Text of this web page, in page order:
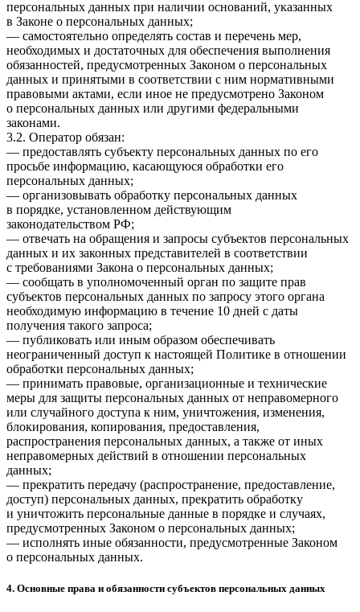
персональных данных при наличии оснований, указанных
в Законе о персональных данных;
— самостоятельно определять состав и перечень мер,
необходимых и достаточных для обеспечения выполнения
обязанностей, предусмотренных Законом о персональных
данных и принятыми в соответствии с ним нормативными
правовыми актами, если иное не предусмотрено Законом
о персональных данных или другими федеральными
законами.
3.2. Оператор обязан:
— предоставлять субъекту персональных данных по его
просьбе информацию, касающуюся обработки его
персональных данных;
— организовывать обработку персональных данных
в порядке, установленном действующим
законодательством РФ;
— отвечать на обращения и запросы субъектов персональных
данных и их законных представителей в соответствии
с требованиями Закона о персональных данных;
— сообщать в уполномоченный орган по защите прав
субъектов персональных данных по запросу этого органа
необходимую информацию в течение 10 дней с даты
получения такого запроса;
— публиковать или иным образом обеспечивать
неограниченный доступ к настоящей Политике в отношении
обработки персональных данных;
— принимать правовые, организационные и технические
меры для защиты персональных данных от неправомерного
или случайного доступа к ним, уничтожения, изменения,
блокирования, копирования, предоставления,
распространения персональных данных, а также от иных
неправомерных действий в отношении персональных
данных;
— прекратить передачу (распространение, предоставление,
доступ) персональных данных, прекратить обработку
и уничтожить персональные данные в порядке и случаях,
предусмотренных Законом о персональных данных;
— исполнять иные обязанности, предусмотренные Законом
о персональных данных.
4. Основные права и обязанности субъектов персональных данных